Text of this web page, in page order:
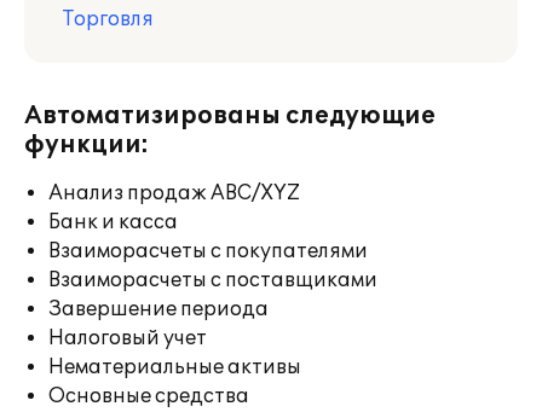
Торговля
Автоматизированы следующие
функции:
Анализ продаж ABC/XYZ
Банк и касса
Взаиморасчеты с покупателями
Взаиморасчеты с поставщиками
Завершение периода
Налоговый учет
Нематериальные активы
Основные средства